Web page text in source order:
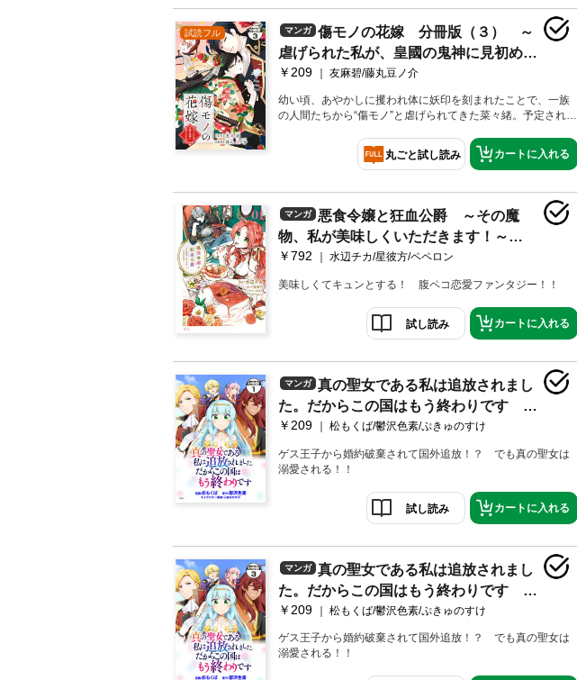
が、夜行はその美しさと霊力の高さに興味を持ち――。【第1
話「猿面の娘」を収録】
試読フル マンガ
傷モノの花嫁 分冊版（３） ～
虐げられた私が、皇國の鬼神に見初めら
れた理由～
￥209 友麻碧/藤丸豆ノ介
幼い頃、あやかしに攫われ体に妖印を刻まれたことで、一族
の人間たちから“傷モノ”と虐げられてきた菜々緒。予定されて
を隠すため猿面をつけさせられて、惨めな生活を送っていた
菜々緒はある日、紅椿家の若き当主・夜行と出会う。とある
が、夜行はその美しさと霊力の高さに興味を持ち――。【第3
話「皇國の鬼神」を収録】
丸ごと試し読み カートに入れる
マンガ
悪食令嬢と狂血公爵 ～その魔
物、私が美味しくいただきます！～
（１）
￥792 水辺チカ/星彼方/ペペロン
美味しくてキュンとする！ 腹ペコ恋愛ファンタジー！！
試し読み カートに入れる
マンガ
真の聖女である私は追放されまし
た。だからこの国はもう終わりです 分
冊版（１）
￥209 松もくば/鬱沢色素/ぷきゅのすけ
ゲス王子から婚約破棄されて国外追放！？ でも真の聖女は
溺愛される！！
試し読み カートに入れる
マンガ
真の聖女である私は追放されまし
た。だからこの国はもう終わりです 分
冊版（３）
￥209 松もくば/鬱沢色素/ぷきゅのすけ
ゲス王子から婚約破棄されて国外追放！？ でも真の聖女は
溺愛される！！